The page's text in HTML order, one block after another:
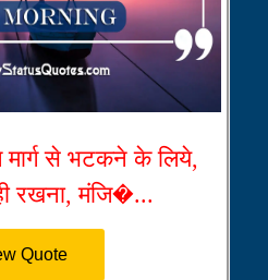
मार्ग से भटकने के लिये,
रखना, मंजि�...
Quote